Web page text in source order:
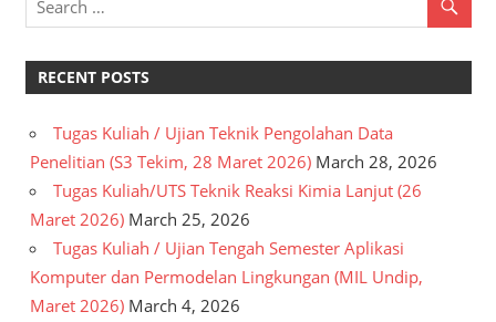
RECENT POSTS
Tugas Kuliah / Ujian Teknik Pengolahan Data
Penelitian (S3 Tekim, 28 Maret 2026) March 28, 2026
Tugas Kuliah/UTS Teknik Reaksi Kimia Lanjut (26
Maret 2026) March 25, 2026
Tugas Kuliah / Ujian Tengah Semester Aplikasi
Komputer dan Permodelan Lingkungan (MIL Undip,
Maret 2026) March 4, 2026